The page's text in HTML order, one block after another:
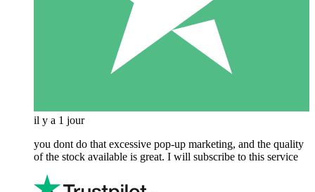
il y a 1 jour
you dont do that excessive pop-up marketing, and the quality
of the stock available is great. I will subscribe to this service